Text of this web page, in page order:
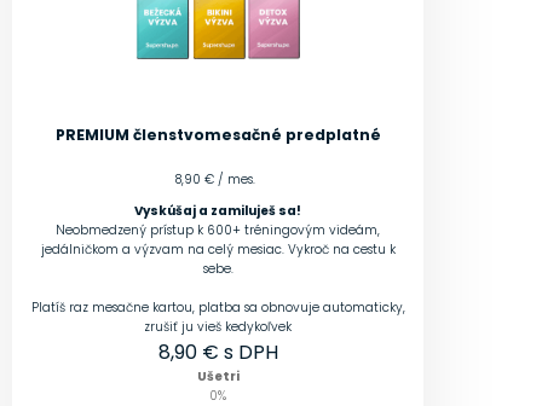
PREMIUM členstvomesačné predplatné
8,90 € / mes.
Vyskúšaj a zamiluješ sa!
Neobmedzený prístup k 600+ tréningovým videám,
jedálničkom a výzvam na celý mesiac. Vykroč na cestu k
sebe.
Platíš raz mesačne kartou, platba sa obnovuje automaticky,
zrušiť ju vieš kedykoľvek
8,90€ s DPH
Ušetri
0%